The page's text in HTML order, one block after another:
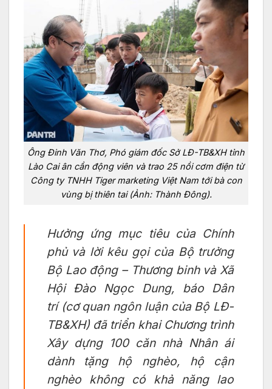
Ông Đinh Văn Thơ, Phó giám đốc Sở LĐ-TB&XH tỉnh
Lào Cai ân cần động viên và trao 25 nồi cơm điện từ
Công ty TNHH Tiger marketing Việt Nam tới bà con
vùng bị thiên tai (Ảnh: Thành Đông).
Hưởng ứng mục tiêu của Chính
phủ và lời kêu gọi của Bộ trưởng
Bộ Lao động – Thương binh và Xã
Hội Đào Ngọc Dung, báo Dân
trí(cơ quan ngôn luận của Bộ LĐ-
TB&XH) đã triển khai Chương trình
Xây dựng 100 căn nhà Nhân ái
dành tặng hộ nghèo, hộ cận
nghèo không có khả năng lao